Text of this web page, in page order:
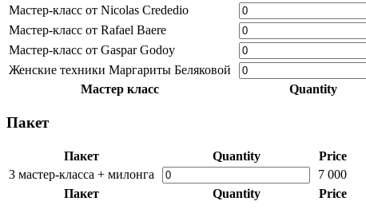
Мастер-класс от Nicolas Crededio
Мастер-класс от Rafael Baere
Мастер-класс от Gaspar Godoy
Женские техники Маргариты Беляковой
Мастер класс
Quantity
Пакет
Пакет Quantity
Price
3 мастер-класса + милонга
7 000
Пакет
Quantity Price